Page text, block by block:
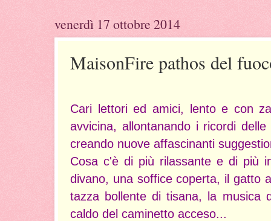
venerdì 17 ottobre 2014
MaisonFire pathos del
Cari lettori ed amici, lento e con
avvicina, allontanando i ricordi
creando nuove affascinanti
Cosa c'è di più rilassante e di più
divano, una soffice coperta, il gatto
tazza bollente di tisana, la musica
caldo del caminetto acceso...